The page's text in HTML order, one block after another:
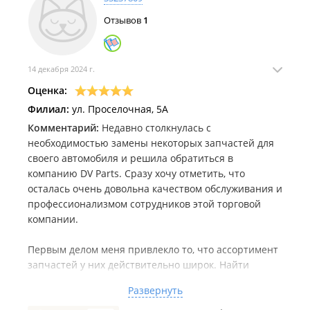
Отзывов 1
14 декабря 2024 г.
Оценка:
Филиал: ул. Проселочная, 5А
Комментарий: Недавно столкнулась с
необходимостью замены некоторых запчастей для
своего автомобиля и решила обратиться в
компанию DV Parts. Сразу хочу отметить, что
осталась очень довольна качеством обслуживания и
профессионализмом сотрудников этой торговой
компании.
Первым делом меня привлекло то, что ассортимент
запчастей у них действительно широк. Найти
каталогу на сайте. Я заказывала тормозные колодки
Развернуть